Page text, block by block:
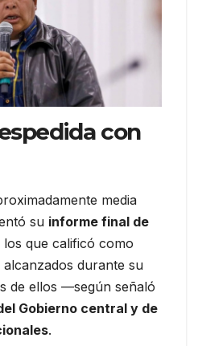
con
media
su informe final de
los que calificó como
alcanzados durante su
de ellos —según señaló
Gobierno central y de
.